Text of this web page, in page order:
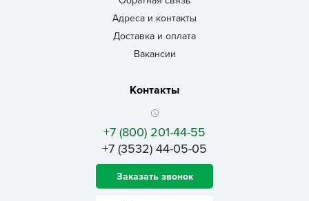
Адреса и контакты
Доставка и оплата
Вакансии
Контакты
+7 (800) 201-44-55
+7 (3532) 44-05-05
Заказать звонок